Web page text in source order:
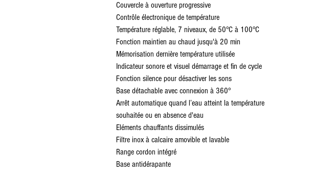
Couvercle à ouverture progressive
Contrôle électronique de température
Température réglable, 7 niveaux, de 50°C à 100°C
Fonction maintien au chaud jusqu'à 20 min
Mémorisation dernière température utilisée
Indicateur sonore et visuel démarrage et fin de cycle
Fonction silence pour désactiver les sons
Base détachable avec connexion à 360°
Arrêt automatique quand l’eau atteint la température
souhaitée ou en absence d'eau
Eléments chauffants dissimulés
Filtre inox à calcaire amovible et lavable
Range cordon intégré
Base antidérapante